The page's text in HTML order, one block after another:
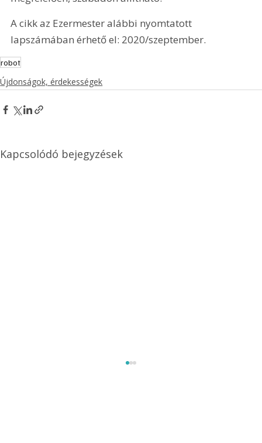
A cikk az Ezermester alábbi nyomtatott
lapszámában érhető el: 2020/szeptember.
robot
Újdonságok, érdekességek
Kapcsolódó bejegyzések